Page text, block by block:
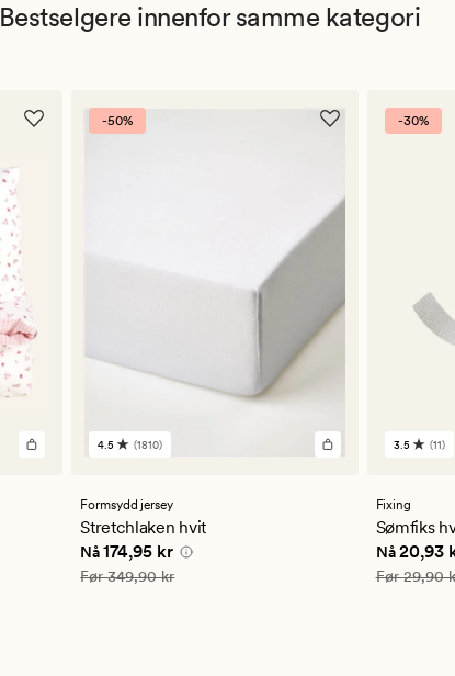
Bestselgere innenfor samme kategori
-50%
1810
en
gjennomsnittlig
vurdering
på
4.5
4.5 (1810)
Formsydd jersey
Stretchlaken hvit
Nåværende pris
Nå 174,95 kr
Vanlig pris 349,90 kr
Før349,90 kr
-30%
11
en
på
3.5
3.5 (11)
Fixing
Sømfiks
Nå 20,93
Vanlig pris
Før29,90